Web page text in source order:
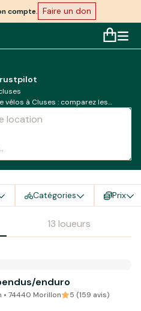
compte. Faire un don
vélos à Cluses : comparez les
Catégories Prix
13 loueurs
enduro
• 74440 Morillon
5 (159 avis)